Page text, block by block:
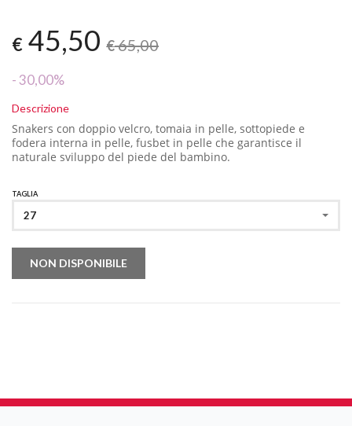
€ 45,50 €65,00
- 30,00%
Descrizione
Snakers con doppio velcro, tomaia in pelle, sottopiede e
fodera interna in pelle, fusbet in pelle che garantisce il
naturale sviluppo del piede del bambino.
TAGLIA
27
NON DISPONIBILE